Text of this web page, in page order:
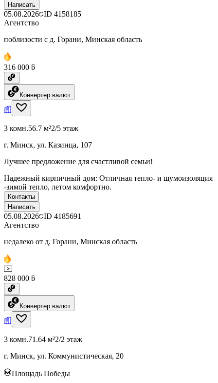
Написать
05.08.2026 ID 4158185
Агентство
поблизости с д. Горани, Минская область
316 000 ƃ
Конвертер валют
3 комн.56.7 м²2/5 этаж
г. Минск, ул. Казинца, 107
Лучшее предложение для счастливой семьи!
Надежный кирпичный дом: Отличная тепло- и шумоизоляция
-зимой тепло, летом комфортно.
Контакты
Написать
05.08.2026 ID 4185691
Агентство
недалеко от д. Горани, Минская область
828 000 ƃ
Конвертер валют
3 комн.71.64 м²2/2 этаж
г. Минск, ул. Коммунистическая, 20
Площадь Победы